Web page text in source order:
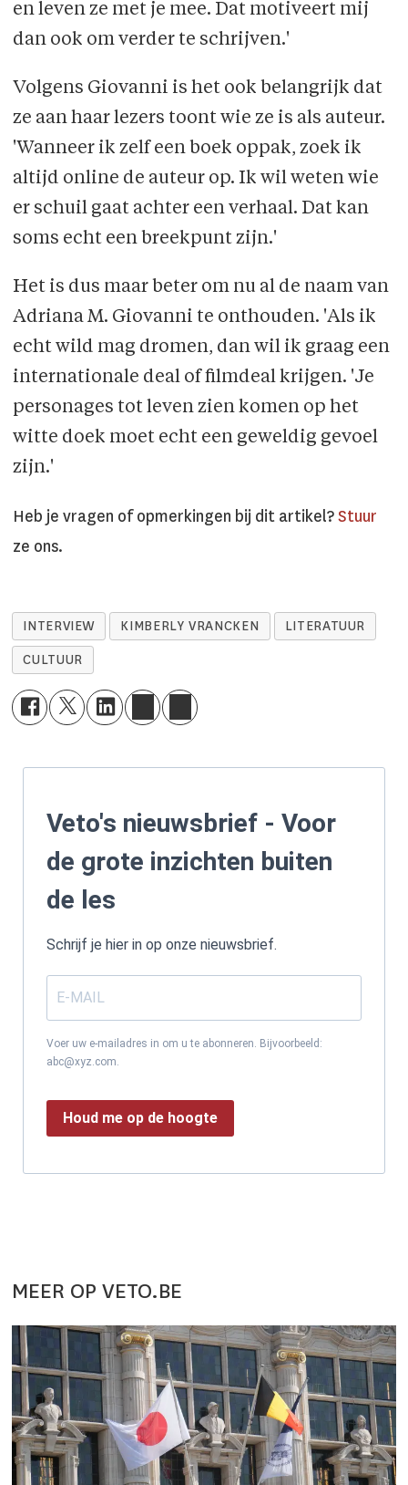
en leven ze met je mee. Dat motiveert mij
dan ook om verder te schrijven.'
Volgens Giovanni is het ook belangrijk dat
ze aan haar lezers toont wie ze is als auteur.
'Wanneer ik zelf een boek oppak, zoek ik
altijd online de auteur op. Ik wil weten wie
er schuil gaat achter een verhaal. Dat kan
soms echt een breekpunt zijn.'
Het is dus maar beter om nu al de naam van
Adriana M. Giovanni te onthouden. 'Als ik
echt wild mag dromen, dan wil ik graag een
internationale deal of filmdeal krijgen. 'Je
personages tot leven zien komen op het
witte doek moet echt een geweldig gevoel
zijn.'
Heb je vragen of opmerkingen bij dit artikel?Stuur
ze ons.
INTERVIEW KIMBERLY VRANCKEN LITERATUUR
CULTUUR
Veto's nieuwsbrief - Voor
de grote inzichten buiten
de les
Schrijf je hier in op onze nieuwsbrief.
Voer uw e-mailadres in om u te abonneren. Bijvoorbeeld:
abc@xyz.com.
Houd me op de hoogte
MEER OP VETO.BE